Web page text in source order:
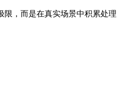
，而是在真实场景中积累处理